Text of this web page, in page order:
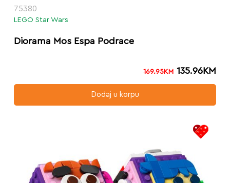
75380
LEGO Star Wars
Diorama Mos Espa Podrace
169.95KM 135.96KM
Dodaj u korpu